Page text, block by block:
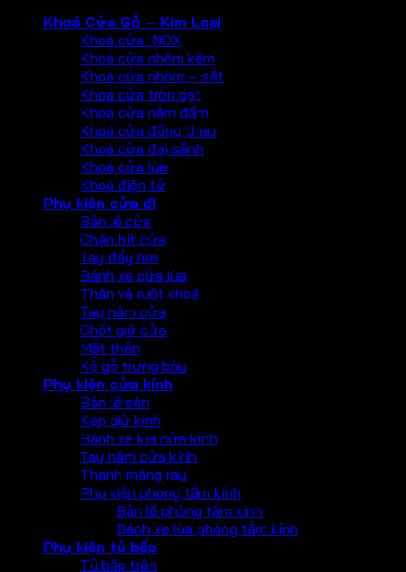
Khoá Cửa Gỗ – Kim Loại
Khoá cửa INOX
Khoá cửa nhôm kẽm
Khoả cửa nhôm – sắt
Khoá cửa tròn gạt
Khoá cửa nắm đấm
Khoá cửa đồng thau
Khoá cửa đại sảnh
Khoá cửa lùa
Khoá điện tử
Phụ kiện cửa đi
Bản lề cửa
Chặn hít cửa
Tay đẩy hơi
Bánh xe cửa lùa
Thân và ruột khoá
Tay nắm cửa
Chốt giữ cửa
Mắt thần
Kệ gỗ trưng bày
Phụ kiện cửa kính
Bản lề sàn
Kẹp giữ kính
Bánh xe lùa cửa kính
Tay nắm cửa kính
Thanh máng ray
Phụ kiện phòng tắm kính
Bản lề phòng tắm kính
Bánh xe lùa phòng tắm kính
Phụ kiện tủ bếp
Tủ bếp trên